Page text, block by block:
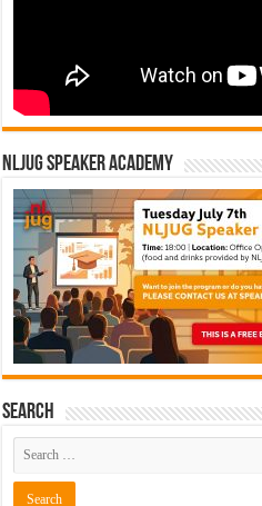
NLJUG Speaker Academy
Search